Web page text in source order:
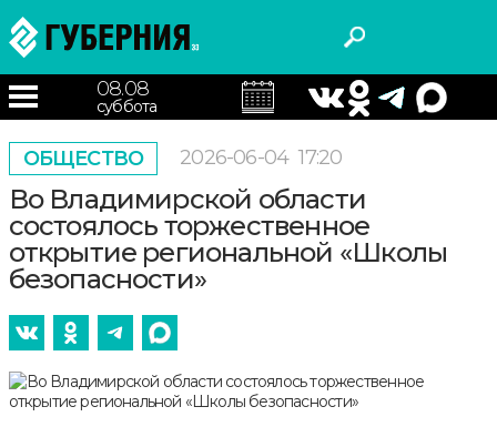
08.08
суббота
ОБЩЕСТВО 2026-06-04 17:20
Во Владимирской области
состоялось торжественное
открытие региональной «Школы
безопасности»